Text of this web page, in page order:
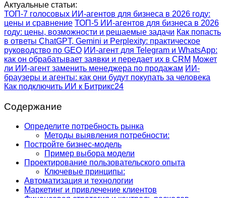
Актуальные статьи:
ТОП-7 голосовых ИИ-агентов для бизнеса в 2026 году:
цены и сравнение ТОП-5 ИИ-агентов для бизнеса в 2026
году: цены, возможности и решаемые задачи Как попасть
в ответы ChatGPT, Gemini и Perplexity: практическое
руководство по GEO ИИ-агент для Telegram и WhatsApp:
как он обрабатывает заявки и передает их в CRM Может
ли ИИ-агент заменить менеджера по продажам ИИ-
браузеры и агенты: как они будут покупать за человека
Как подключить ИИ к Битрикс24
Содержание
Определите потребность рынка
Методы выявления потребности:
Постройте бизнес-модель
Пример выбора модели
Проектирование пользовательского опыта
Ключевые принципы:
Автоматизация и технологии
Маркетинг и привлечение клиентов